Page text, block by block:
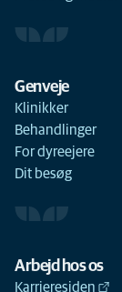
Genveje
Klinikker
Behandlinger
For dyreejere
Dit besøg
Arbejd hos os
Karrieresiden